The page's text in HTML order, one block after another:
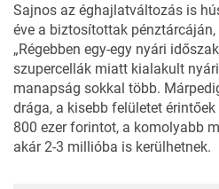
Sajnos az éghajlatváltozás is
éve a biztosítottak
„Régebben egy-egy nyári
szupercellák miatt kialakult
manapság sokkal több.
drága, a kisebb felületet
800 ezer forintot, a komolyabb
akár 2-3 millióba is kerülhetnek.